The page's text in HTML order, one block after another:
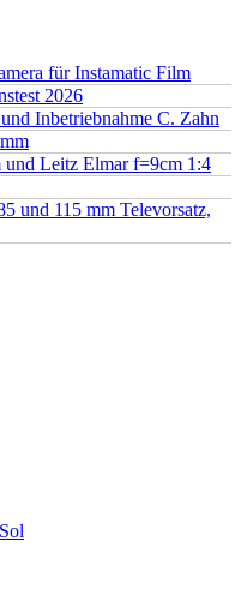
für Instamatic Film
2026
Inbetriebnahme C. Zahn
Leitz Elmar f=9cm 1:4
115 mm Televorsatz,